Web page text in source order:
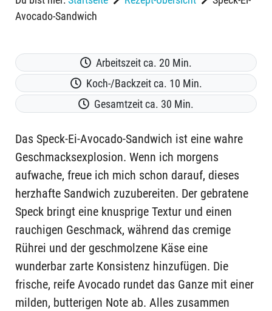
Avocado-Sandwich
Arbeitszeit ca. 20 Min.
Koch-/Backzeit ca. 10 Min.
Gesamtzeit ca. 30 Min.
Das Speck-Ei-Avocado-Sandwich ist eine wahre
Geschmacksexplosion. Wenn ich morgens
aufwache, freue ich mich schon darauf, dieses
herzhafte Sandwich zuzubereiten. Der gebratene
Speck bringt eine knusprige Textur und einen
rauchigen Geschmack, während das cremige
Rührei und der geschmolzene Käse eine
wunderbar zarte Konsistenz hinzufügen. Die
frische, reife Avocado rundet das Ganze mit einer
milden, butterigen Note ab. Alles zusammen